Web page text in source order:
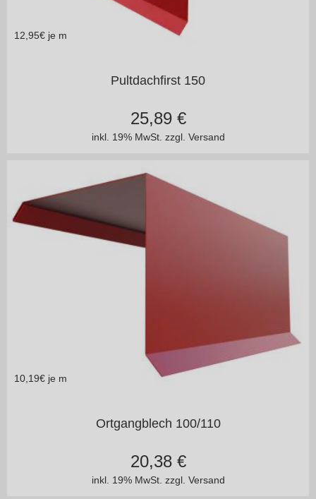
12,95€ je m
Pultdachfirst 150
inkl. 19% MwSt. zzgl. Versand
25,89€
10,19€ je m
Ortgangblech 100/110
inkl. 19% MwSt. zzgl. Versand
20,38€